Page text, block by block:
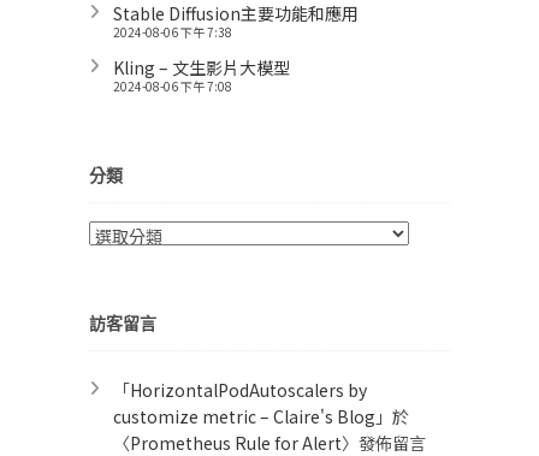
Stable Diffusion主要功能和應用
2024-08-06 下午 7:38
Kling – 文生影片大模型
2024-08-06 下午 7:08
分類
分
訪客留言
「HorizontalPodAutoscalers by
customize metric – Claire's Blog 」於
〈Prometheus Rule for Alert​〉發佈留言